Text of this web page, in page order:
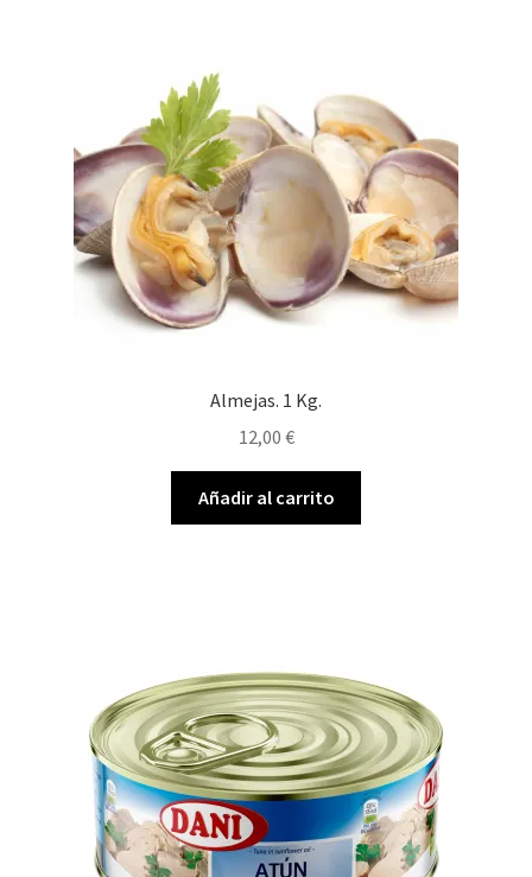
Menaje, Complementos y Servicios
Métodos de pago
Mi cuenta
Novedades
Política de Privacidad Y Cookies
Términos y condiciones
Almejas. 1 Kg.
12,00 €
Añadir al carrito